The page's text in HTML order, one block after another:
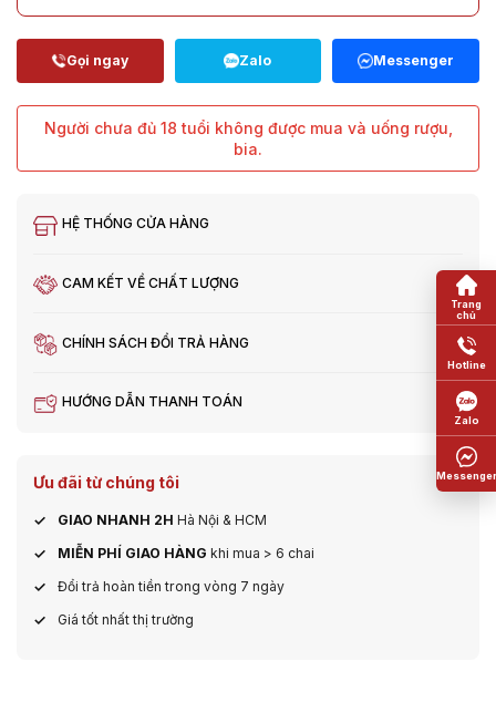
Người chưa đủ 18 tuổi không được mua và uống rượu,
bia.
HỆ THỐNG CỬA HÀNG
CAM KẾT VỀ CHẤT LƯỢNG
CHÍNH SÁCH ĐỔI TRẢ HÀNG
HƯỚNG DẪN THANH TOÁN
Ưu đãi từ chúng tôi
GIAO NHANH 2H Hà Nội & HCM
MIỄN PHÍ GIAO HÀNG khi mua > 6 chai
Đổi trả hoàn tiền trong vòng 7 ngày
Giá tốt nhất thị trường